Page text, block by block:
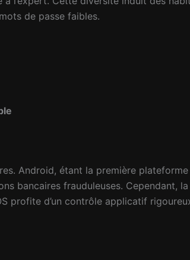
de passe faibles.
Android, étant la première
bancaires frauduleuses. Cependant,
profite d’un contrôle applicatif